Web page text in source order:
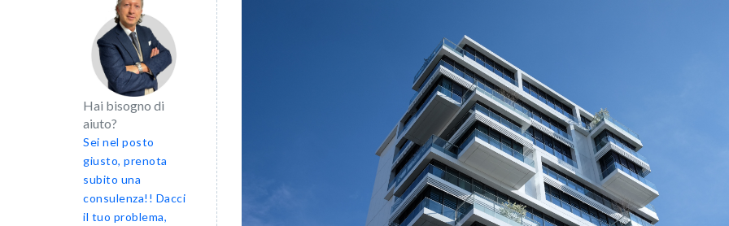
Hai bisogno di
aiuto?
Sei nel posto
giusto, prenota
subito una
consulenza!! Dacci
il tuo problema,